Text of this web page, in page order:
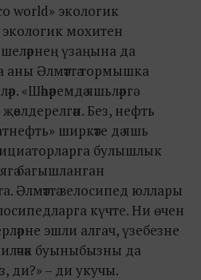
world» экологик
экологик мохитен
үзаңына да
аны Әлмәттә тормышка
«Шәһәремдә яшьләргә
җәелдерелгән. Без, нефть
ширкәте дә яшь
булышлык
багышланган
Әлмәттә велосипед юллары
күчте. Ни өчен
эшли алгач, үзебезне
буыныбызны да
ди?» – ди укучы.